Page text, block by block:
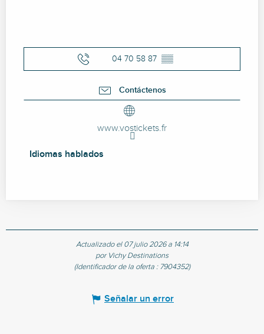
04 70 58 87 ▒▒
Contáctenos
www.vostickets.fr
Idiomas hablados
Idiomas hablados
Actualizado el 07 julio 2026 a 14:14
por Vichy Destinations
(Identificador de la oferta : 7904352)
Señalar un error